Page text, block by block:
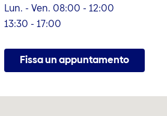
Lun. - Ven. 08:00 - 12:00
13:30 - 17:00
Fissa un appuntamento